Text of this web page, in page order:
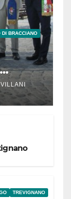
DI BRACCIANO
TREVIGNANO